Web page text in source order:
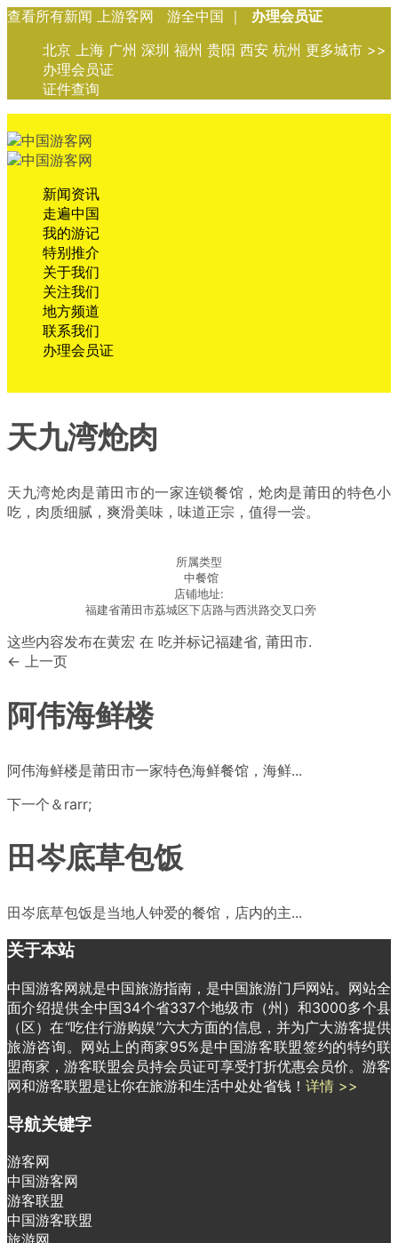
查看所有新闻 上游客网 游全中国 ｜
办理会员证
北京 上海 广州 深圳 福州 贵阳 西安 杭州 更多城市 >>
办理会员证
证件查询
新闻资讯
走遍中国
我的游记
特别推介
关于我们
关注我们
地方频道
联系我们
办理会员证
天九湾炝肉
天九湾炝肉是莆田市的一家连锁餐馆，炝肉是莆田的特色小
吃，肉质细腻，爽滑美味，味道正宗，值得一尝。
所属类型
中餐馆
店铺地址:
福建省莆田市荔城区下店路与西洪路交叉口旁
这些内容发布在黄宏 在 吃并标记福建省, 莆田市.
← 上一页
阿伟海鲜楼
阿伟海鲜楼是莆田市一家特色海鲜餐馆，海鲜...
下一个＆rarr;
田岑底草包饭
田岑底草包饭是当地人钟爱的餐馆，店内的主...
关于本站
中国游客网就是中国旅游指南，是中国旅游门戶网站。网站全
面介绍提供全中国34个省337个地级市（州）和3000多个县
（区）在“吃住行游购娱”六大方面的信息，并为广大游客提供
旅游咨询。网站上的商家95%是中国游客联盟签约的特约联
盟商家，游客联盟会员持会员证可享受打折优惠会员价。游客
网和游客联盟是让你在旅游和生活中处处省钱！ 详情 >>
导航关键字
游客网
中国游客网
游客联盟
中国游客联盟